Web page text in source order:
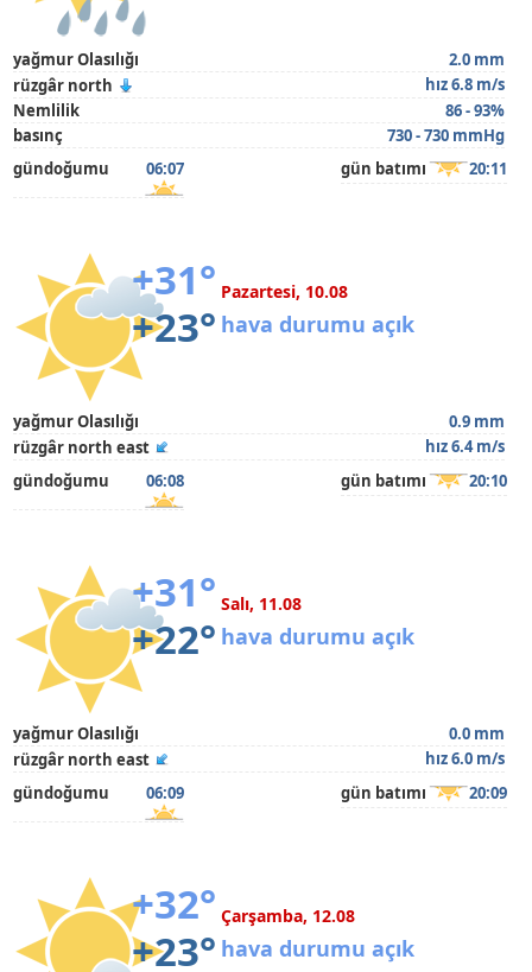
yağmur Olasılığı
2.0 mm
rüzgâr north
hız 6.8 m/s
Nemlilik
86 - 93%
basınç
730 - 730 mmHg
gündoğumu
06:07 gün batımı 20:11
+31°
+23°
Pazartesi, 10.08
hava durumu açık
yağmur Olasılığı
0.9 mm
rüzgâr north east
hız 6.4 m/s
gündoğumu
06:08 gün batımı 20:10
+31°
+22°
Salı, 11.08
hava durumu açık
yağmur Olasılığı
0.0 mm
rüzgâr north east
hız 6.0 m/s
gündoğumu
06:09 gün batımı 20:09
+32°
+23°
Çarşamba, 12.08
hava durumu açık